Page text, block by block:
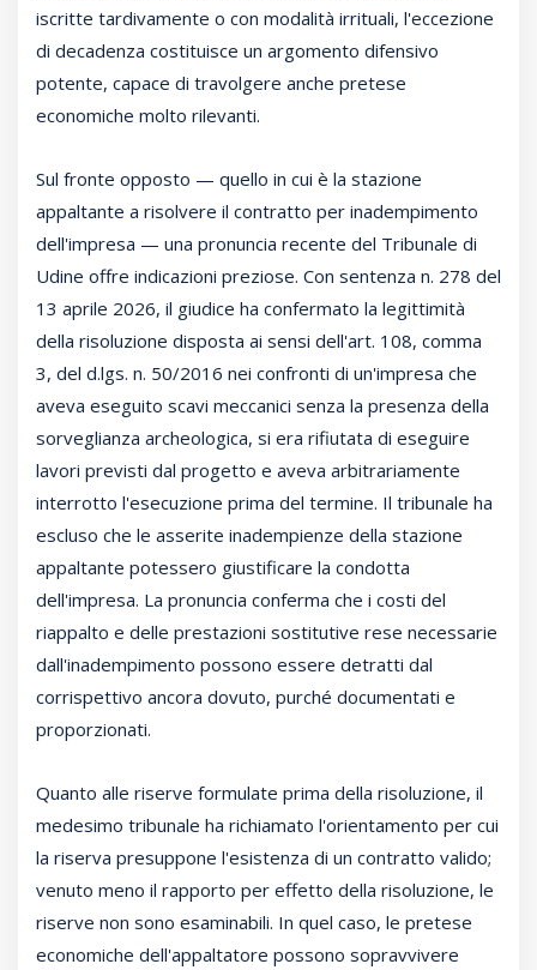
iscritte tardivamente o con modalità irrituali, l'eccezione
di decadenza costituisce un argomento difensivo
potente, capace di travolgere anche pretese
economiche molto rilevanti.
Sul fronte opposto — quello in cui è la stazione
appaltante a risolvere il contratto per inadempimento
dell'impresa — una pronuncia recente del Tribunale di
Udine offre indicazioni preziose. Con sentenza n. 278 del
13 aprile 2026, il giudice ha confermato la legittimità
della risoluzione disposta ai sensi dell'art. 108, comma
3, del d.lgs. n. 50/2016 nei confronti di un'impresa che
aveva eseguito scavi meccanici senza la presenza della
sorveglianza archeologica, si era rifiutata di eseguire
lavori previsti dal progetto e aveva arbitrariamente
interrotto l'esecuzione prima del termine. Il tribunale ha
escluso che le asserite inadempienze della stazione
appaltante potessero giustificare la condotta
dell'impresa. La pronuncia conferma che i costi del
riappalto e delle prestazioni sostitutive rese necessarie
dall'inadempimento possono essere detratti dal
corrispettivo ancora dovuto, purché documentati e
proporzionati.
Quanto alle riserve formulate prima della risoluzione, il
medesimo tribunale ha richiamato l'orientamento per cui
la riserva presuppone l'esistenza di un contratto valido;
venuto meno il rapporto per effetto della risoluzione, le
riserve non sono esaminabili. In quel caso, le pretese
economiche dell'appaltatore possono sopravvivere